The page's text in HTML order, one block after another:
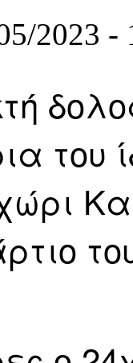
2023 -
του